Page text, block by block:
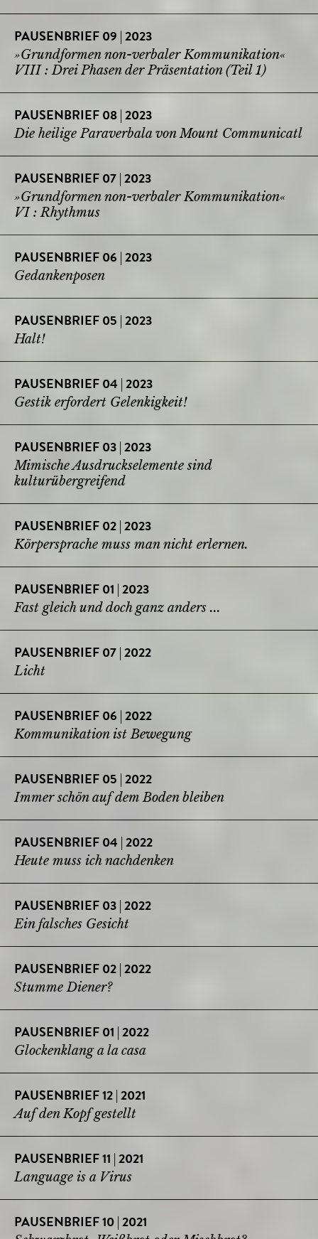
PAUSENBRIEF 09 | 2023
»Grundformen non-verbaler Kommunikation«
VIII : Drei Phasen der Präsentation (Teil 1)
PAUSENBRIEF 08 | 2023
Die heilige Paraverbala von Mount Communicatl
PAUSENBRIEF 07 | 2023
»Grundformen non-verbaler Kommunikation«
VI : Rhythmus
PAUSENBRIEF 06 | 2023
Gedankenposen
PAUSENBRIEF 05 | 2023
Halt!
PAUSENBRIEF 04 | 2023
Gestik erfordert Gelenkigkeit!
PAUSENBRIEF 03 | 2023
Mimische Ausdruckselemente sind
kulturübergreifend
PAUSENBRIEF 02 | 2023
Körpersprache muss man nicht erlernen.
PAUSENBRIEF 01 | 2023
Fast gleich und doch ganz anders ...
PAUSENBRIEF 07 | 2022
Licht
PAUSENBRIEF 06 | 2022
Kommunikation ist Bewegung
PAUSENBRIEF 05 | 2022
Immer schön auf dem Boden bleiben
PAUSENBRIEF 04 | 2022
Heute muss ich nachdenken
PAUSENBRIEF 03 | 2022
Ein falsches Gesicht
PAUSENBRIEF 02 | 2022
Stumme Diener?
PAUSENBRIEF 01 | 2022
Glockenklang a la casa
PAUSENBRIEF 12 | 2021
Auf den Kopf gestellt
PAUSENBRIEF 11 | 2021
Language is a Virus
PAUSENBRIEF 10 | 2021